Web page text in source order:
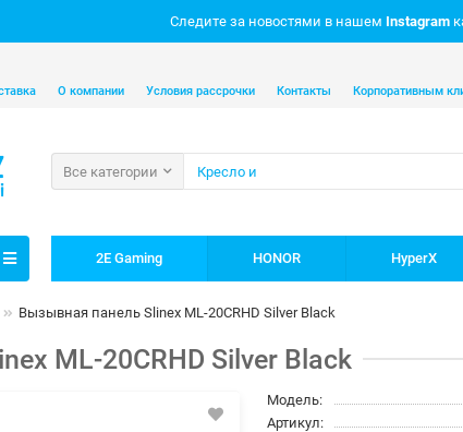
Следите за новостями в нашем Instagram
О компании Условия рассрочки Контакты Корпоративным
Все категории
2E Gaming HONOR HyperX
Вызывная панель Slinex ML-20CRHD Silver Black
ML-20CRHD Silver Black
Модель:
Артикул: